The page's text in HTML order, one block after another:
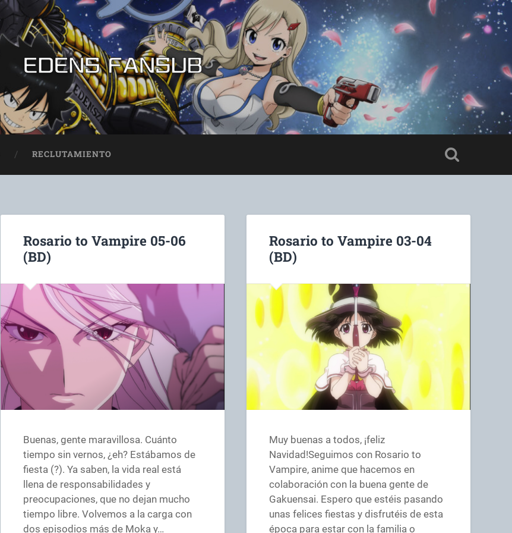
RECLUTAMIENTO
Rosario to Vampire 05-06
(BD)
Buenas, gente maravillosa. Cuánto
tiempo sin vernos, ¿eh? Estábamos de
fiesta (?). Ya saben, la vida real está
llena de responsabilidades y
preocupaciones, que no dejan mucho
tiempo libre. Volvemos a la carga con
dos episodios más de Moka y…
Rosario to Vampire 03-04
(BD)
Muy buenas a todos, ¡feliz
Navidad!Seguimos con Rosario to
Vampire, anime que hacemos en
colaboración con la buena gente de
Gakuensai. Espero que estéis pasando
unas felices fiestas y disfrutéis de esta
época para estar con la familia o